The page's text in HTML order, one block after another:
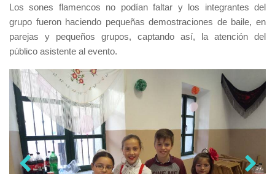
Los sones flamencos no podían faltar y los integrantes del
grupo fueron haciendo pequeñas demostraciones de baile, en
parejas y pequeños grupos, captando así, la atención del
público asistente al evento.